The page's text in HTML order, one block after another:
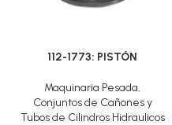
112-1773: PISTÓN
Maquinaria Pesada,
Conjuntos de Cañones y
Tubos de Cilindros Hidraulicos